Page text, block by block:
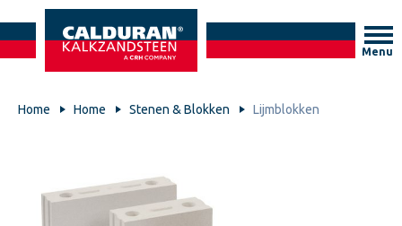
Menu
Home Home Stenen & Blokken Lijmblokken